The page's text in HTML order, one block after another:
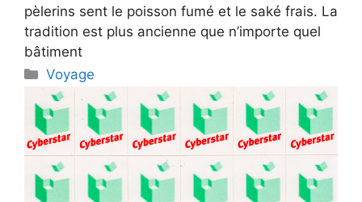
pèlerins sent le poisson fumé et le saké frais. La
tradition est plus ancienne que n’importe quel
bâtiment
Categories
Voyage